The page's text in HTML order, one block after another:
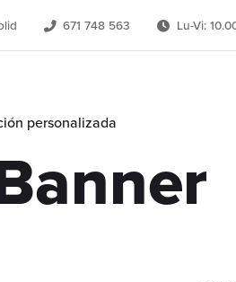
671 748 563 Lu-Vi:
personalizada